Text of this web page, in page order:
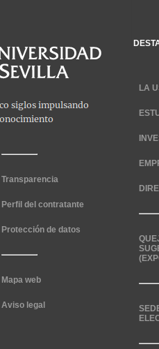
Transparencia
Perfil del contratante
Protección de datos
Mapa web
Aviso legal
LA